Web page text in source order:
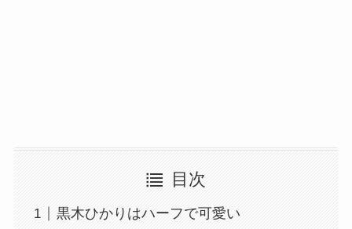
目次
黒木ひかりはハーフで可愛い